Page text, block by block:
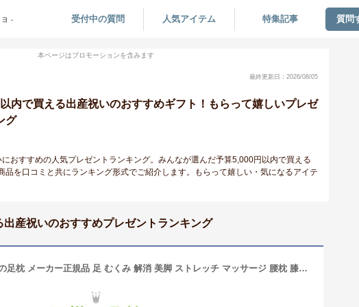
受付中の質問 人気アイテム 特集記事 質問
本ページはプロモーションを含みます
最終更新日：2026/08/05
内で買える出産祝いのおすすめギフト！もらって嬉しいプレゼ
グ
おすすめの人気プレゼントランキング。みんなが選んだ予算5,000円以内で買える
品を口コミと共にランキング形式でご紹介します。もらって嬉しい・気になるアイテ
産祝いのおすすめプレゼントランキング
【王様の夢枕公式】 王様の足枕 メーカー正規品 足 むくみ 解消 美脚 ストレッチ マッサージ 腰枕 膝枕 プレゼント 両親 女性 癒し グッズ プレゼント 実用的 ビーズ クッション ミニ 可愛い 王様の枕 日本製人気 花以外 実用的 足枕 足まくら